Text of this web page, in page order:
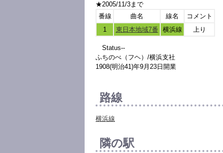
★2005/11/3まで
番線
曲名 線名
コメント
1
東日本地域7番 横浜線 上り
Status--
ふちのべ（フヘ）/横浜支社
1908(明治41)年9月23日開業
路線
横浜線
隣の駅